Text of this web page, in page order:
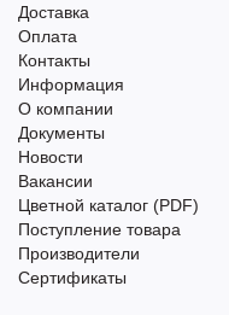
Доставка
Оплата
Контакты
Информация
О компании
Документы
Новости
Вакансии
Цветной каталог (PDF)
Поступление товара
Производители
Сертификаты